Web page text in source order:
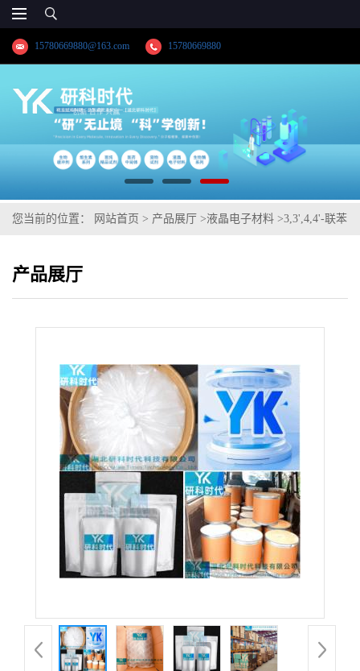
15780669880@163.com 15780669880
您当前的位置： 网站首页 > 产品展厅 >液晶电子材料 >3,3',4,4'-联苯
产品展厅